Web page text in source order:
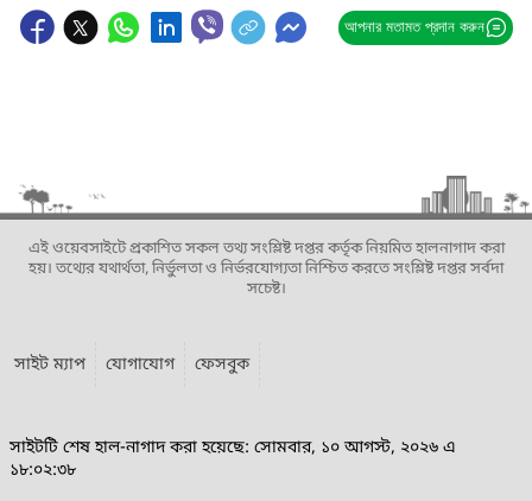
আপনার মতামত প্রদান করুন
এই ওয়েবসাইটে প্রকাশিত সকল তথ্য সংশ্লিষ্ট দপ্তর কর্তৃক নিয়মিত হালনাগাদ করা
হয়। তথ্যের যথার্থতা, নির্ভুলতা ও নির্ভরযোগ্যতা নিশ্চিত করতে সংশ্লিষ্ট দপ্তর সর্বদা
সচেষ্ট।
সাইট ম্যাপ যোগাযোগ ফেসবুক
সাইটটি শেষ হাল-নাগাদ করা হয়েছে: সোমবার, ১০ আগস্ট, ২০২৬ এ
১৮:০২:৩৮